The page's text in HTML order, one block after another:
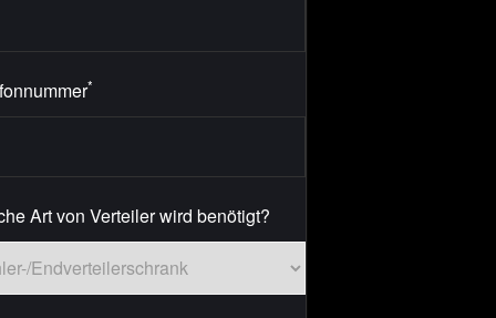
*
Art von Verteiler wird benötigt?